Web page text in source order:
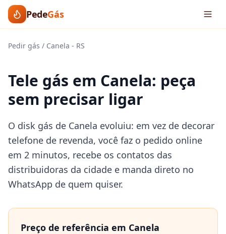
PedeGás
Pedir gás / Canela - RS
Tele gás em Canela: peça
sem precisar ligar
O disk gás de Canela evoluiu: em vez de decorar
telefone de revenda, você faz o pedido online
em 2 minutos, recebe os contatos das
distribuidoras da cidade e manda direto no
WhatsApp de quem quiser.
Preço de referência em Canela